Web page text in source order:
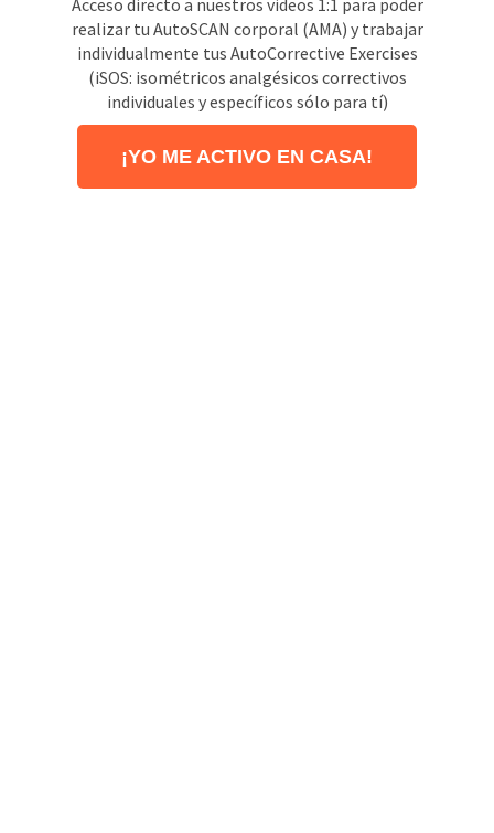
Acceso directo a nuestros videos 1:1 para poder
realizar tu AutoSCAN corporal (AMA) y trabajar
individualmente tus AutoCorrective Exercises
(iSOS: isométricos analgésicos correctivos
individuales y específicos sólo para tí)
¡YO ME ACTIVO EN CASA!